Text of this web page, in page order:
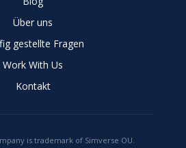
Über uns
gestellte Fragen
Work With Us
Kontakt
is trademark of Simverse OU.